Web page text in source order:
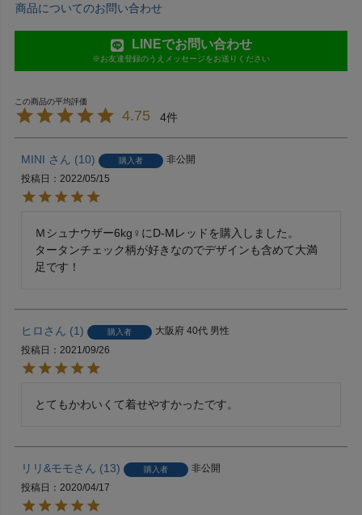
商品についてのお問い合わせ
LINEでお問い合わせ
※お友達登録のうえメッセージをお送りください
4.75 4
MINI 10 購入者
非公開
投稿日
2022/05/15
Ｍシュナウザー6kg♀にD-Mレッドを購入しました。
タータンチェック柄が好きなのでデザインも含めて大満
ヒロ 1 購入者 大阪府 40代 男性
投稿日
2021/09/26
リリ&モモ 13 購入者
非公開
投稿日
2020/04/17